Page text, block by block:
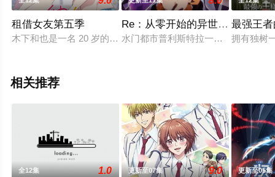
租借女友第五季
木下和也是一名 20 岁的大学失败生。他好不容易亲了女友一
Re：从零开始的异世界生活第四
水门都市普利斯特拉一战中，昴一行
最强王
拥有独树
相关推荐
全12集 1.0 更新至07集 9.0 更新至05集